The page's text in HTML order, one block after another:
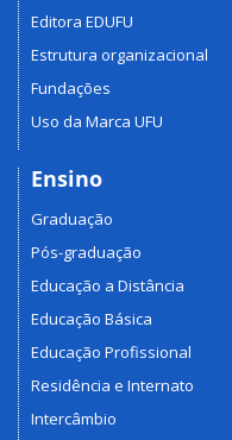
Editora EDUFU
Estrutura organizacional
Fundações
Uso da Marca UFU
Ensino
Graduação
Pós-graduação
Educação a Distância
Educação Básica
Educação Profissional
Residência e Internato
Intercâmbio